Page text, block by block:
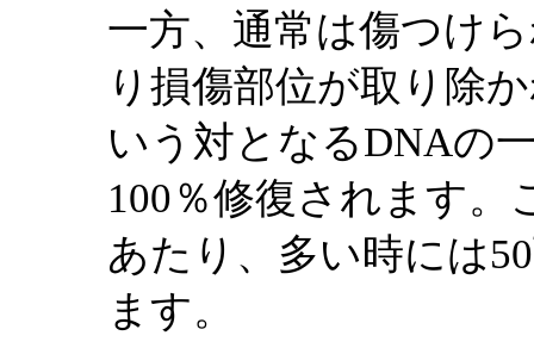
一方、通常は傷つけ
り損傷部位が取り除
いう対となるDNAの
100％修復されます
あたり、多い時には
ます。